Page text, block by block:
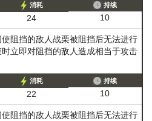
消耗
24
持续
10
阻挡的敌人战栗被阻挡后无法进行
时立即对阻挡的敌人造成相当于攻击
消耗
22
持续
10
阻挡的敌人战栗被阻挡后无法进行